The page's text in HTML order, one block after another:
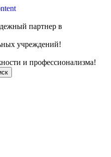
партнер в
учреждений!
и профессионализма!